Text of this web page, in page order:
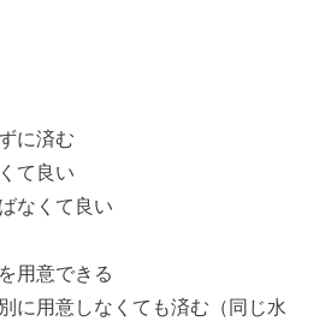
に済む
て良い
なくて良い
用意できる
に用意しなくても済む（同じ水